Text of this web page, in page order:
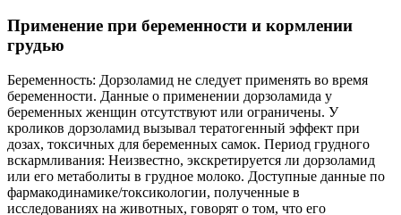
Применение при беременности и кормлении
грудью
Беременность: Дорзоламид не следует применять во время
беременности. Данные о применении дорзоламида у
беременных женщин отсутствуют или ограничены. У
кроликов дорзоламид вызывал тератогенный эффект при
дозах, токсичных для беременных самок. Период грудного
вскармливания: Неизвестно, экскретируется ли дорзоламид
или его метаболиты в грудное молоко. Доступные данные по
фармакодинамике/токсикологии, полученные в
исследованиях на животных, говорят о том, что его